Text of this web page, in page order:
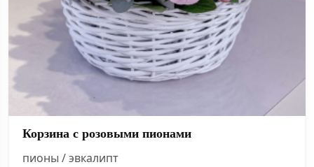
Корзина с розовыми пионами
пионы / эвкалипт